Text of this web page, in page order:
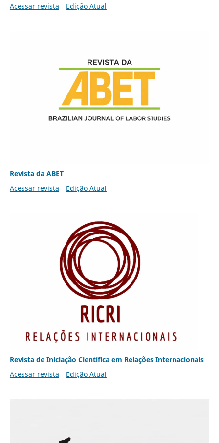
Acessar revista Edição Atual
Revista da ABET
Acessar revista
Edição Atual
Revista de Iniciação Científica em Relações Internacionais
Acessar revista
Edição Atual